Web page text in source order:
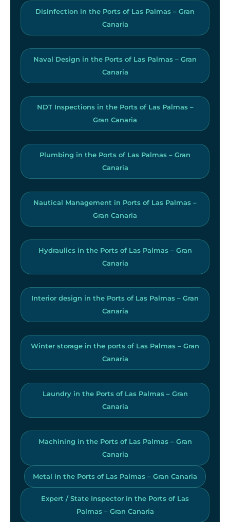
Disinfection in the Ports of Las Palmas – Gran
Canaria
Naval Design in the Ports of Las Palmas – Gran
Canaria
NDT Inspections in the Ports of Las Palmas –
Gran Canaria
Plumbing in the Ports of Las Palmas – Gran
Canaria
Nautical Management in Ports of Las Palmas –
Gran Canaria
Hydraulics in the Ports of Las Palmas – Gran
Canaria
Interior design in the Ports of Las Palmas – Gran
Canaria
Winter storage in the ports of Las Palmas – Gran
Canaria
Laundry in the Ports of Las Palmas – Gran
Canaria
Machining in the Ports of Las Palmas – Gran
Canaria
Metal in the Ports of Las Palmas – Gran Canaria
Expert / State Inspector in the Ports of Las
Palmas – Gran Canaria